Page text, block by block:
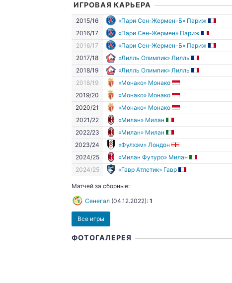
ИГРОВАЯ КАРЬЕРА
2015/16
«Пари Сен-Жермен-Б» Париж
2016/17
«Пари Сен-Жермен» Париж
2016/17
«Пари Сен-Жермен-Б» Париж
2017/18
«Лилль Олимпик» Лилль
2018/19
«Лилль Олимпик» Лилль
2018/19
«Монако» Монако
2019/20
«Монако» Монако
2020/21
«Монако» Монако
2021/22
«Милан» Милан
2022/23
«Милан» Милан
2023/24
«Фулхэм» Лондон
2024/25
«Милан Футуро» Милан
2024/25
«Гавр Атлетик» Гавр
Матчей за сборные:
Сенегал (04.12.2022): 1
Все игры
ФОТОГАЛЕРЕЯ